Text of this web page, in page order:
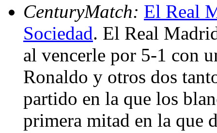
CenturyMatch: El Real
Sociedad. El Real
al vencerle por 5-1 con
Ronaldo y otros dos
partido en la que los
primera mitad en la que